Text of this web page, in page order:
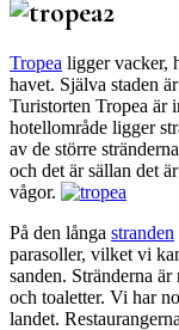
Tropea ligger vacker,
havet. Själva staden
Turistorten Tropea är
hotellområde ligger
av de större
och det är sällan det
vågor.
På den långa stranden
parasoller, vilket vi
sanden. Stränderna
och toaletter. Vi har
landet.